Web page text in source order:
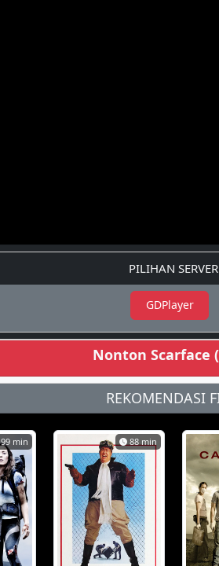
PILIHAN SERVER
GDPlayer
Nonton Scarface
REKOMENDASI
99 min 88 min